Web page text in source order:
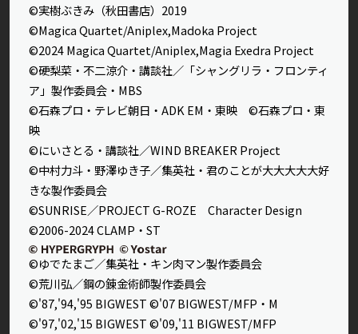
©実樹ぶきみ（秋田書店）2019
©Magica Quartet/Aniplex,Madoka Project
©2024 Magica Quartet/Aniplex,Magia Exedra Project
©硬梨菜・不二涼介・講談社／「シャングリラ・フロンティ
ア」製作委員会・MBS
©石森プロ・テレビ朝日・ADK EM・東映 ©石森プロ・東
映
©にいさとる・講談社／WIND BREAKER Project
©中村力斗・野澤ゆき子／集英社・君のことが大大大大大好
きな製作委員会
©SUNRISE／PROJECT G-ROZE Character Design
©2006-2024 CLAMP・ST
©ゆでたまご／集英社・キン肉マン製作委員会
©荒川弘／鋼の錬金術師製作委員会
©'87,'94,'95 BIGWEST ©'07 BIGWEST/MFP・M
©'97,'02,'15 BIGWEST ©'09,'11 BIGWEST/MFP